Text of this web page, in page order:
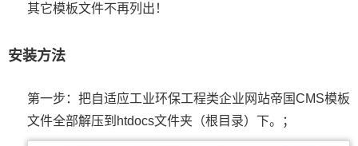
其它模板文件不再列出！
安装方法
第一步：把自适应工业环保工程类企业网站帝国CMS模板
文件全部解压到htdocs文件夹（根目录）下。；